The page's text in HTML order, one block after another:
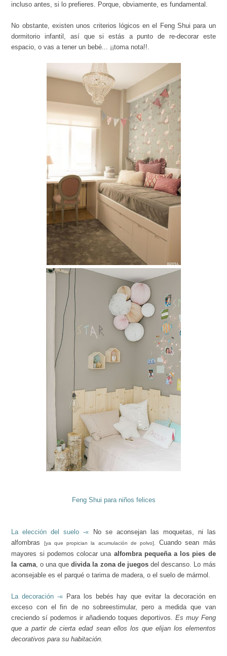
incluso antes, si lo prefieres. Porque, obviamente, es fundamental.
No obstante, existen unos criterios lógicos en el Feng Shui para un
dormitorio infantil, así que si estás a punto de re-decorar este
espacio, o vas a tener un bebé... ¡¡toma nota!!.
Feng Shui para niños felices
La elección del suelo -«
No se aconsejan las moquetas, ni las
alfombras
[ya que propician la acumulación de polvo].
Cuando sean más
mayores si podemos colocar una alfombra pequeña a los pies de
la cama, o una quedivida la zona de juegosdel descanso. Lo más
aconsejable es el parqué o tarima de madera, o el suelo de mármol.
La decoración -« Para los bebés hay que evitar la decoración en
exceso con el fin de no sobreestimular, pero a medida que van
creciendo sí podemos ir añadiendo toques deportivos. Es muy Feng
que a partir de cierta edad sean ellos los que elijan los elementos
decorativos para su habitación.